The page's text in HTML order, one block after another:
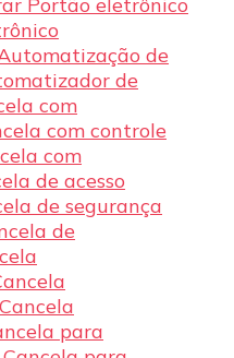
de
de
com
com controle
com
de acesso
de segurança
de
para